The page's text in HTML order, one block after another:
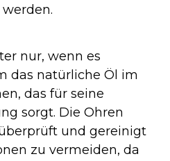
nur, wenn es
das natürliche Öl im
das für seine
sorgt. Die Ohren
und gereinigt
zu vermeiden, da